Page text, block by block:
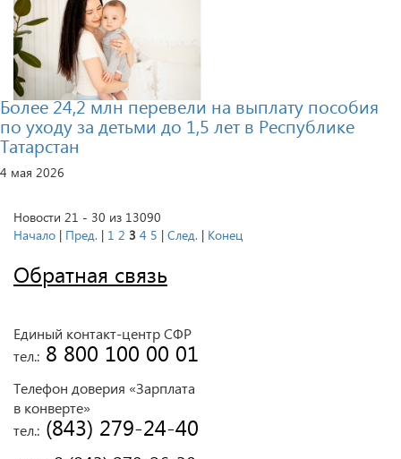
Более 24,2 млн перевели на выплату пособия
по уходу за детьми до 1,5 лет в Республике
Татарстан
4 мая 2026
Новости 21 - 30 из 13090
Начало | Пред. | 1 2 3 4 5 | След. | Конец
Обратная связь
Единый контакт-центр СФР
тел.: 8 800 100 00 01
Телефон доверия «Зарплата
в конверте»
тел.: (843) 279-24-40